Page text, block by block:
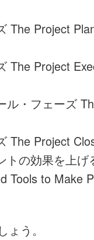
The Project
The Project
ル・フェーズ
The Project
トの効果を上げ
Tools to Make
う。